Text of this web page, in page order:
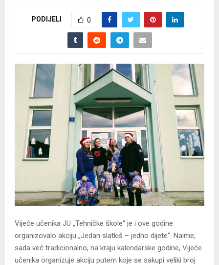
PODIJELI 0
Vijeće učenika JU „Tehničke škole“ je i ove godine
organizovalo akciju „Jedan slatkiš – jedno dijete“. Naime,
sada već tradicionalno, na kraju kalendarske godine, Vijeće
učenika organizuje akciju putem koje se sakupi veliki broj